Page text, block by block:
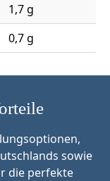
1,7 g
0,7 g
sowie
die perfekte